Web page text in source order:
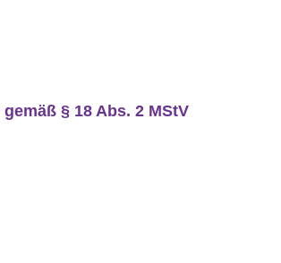
§ 18 Abs. 2 MStV